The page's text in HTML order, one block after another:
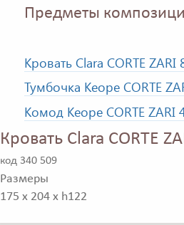
Предметы
Кровать Clara CORTE ZARI
Тумбочка Keope CORTE
Комод Keope CORTE ZARI
Кровать Clara CORTE
код 340 509
Размеры
175 x 204 x h122